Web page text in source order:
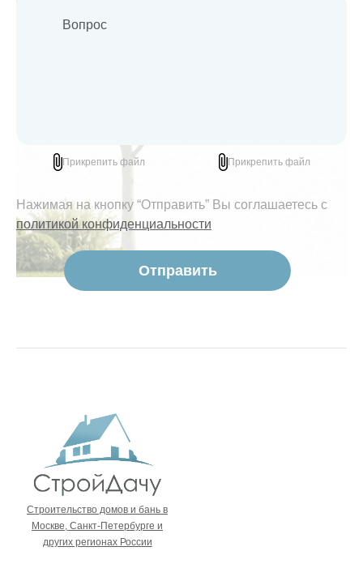
Прикрепить файл Прикрепить файл
Нажимая на кнопку “Отправить” Вы соглашаетесь с
политикой конфиденциальности
Строительство домов и бань в
Москве, Санкт-Петербурге и
других регионах России